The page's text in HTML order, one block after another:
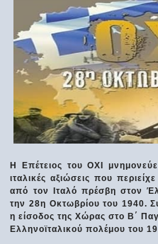
Η Επέτειος του ΟΧΙ
ιταλικές αξιώσεις που
από τον Ιταλό πρέσβη στον
την 28η Οκτωβρίου του 1940.
η είσοδος της Χώρας στο Β΄
Ελληνοϊταλικού πολέμου του